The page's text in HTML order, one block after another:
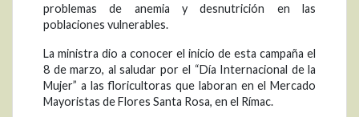
problemas de anemia y desnutrición en las
poblaciones vulnerables.
La ministra dio a conocer el inicio de esta campaña el
8 de marzo, al saludar por el “Día Internacional de la
Mujer” a las floricultoras que laboran en el Mercado
Mayoristas de Flores Santa Rosa, en el Rímac.